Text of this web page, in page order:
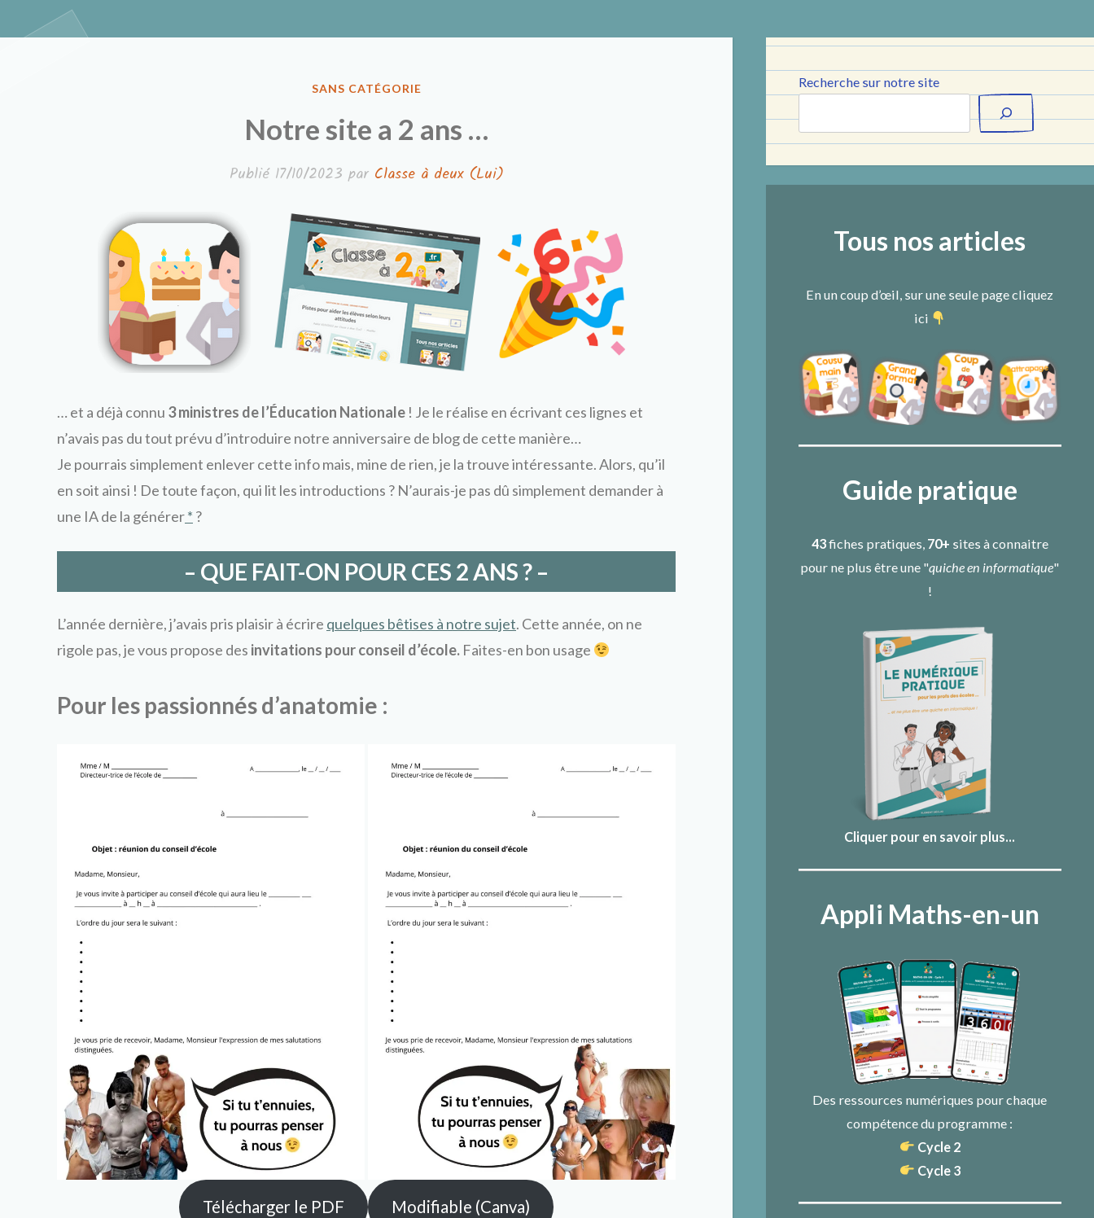
Classe à deux
PUBLIÉ
SANS CATÉGORIE
Notre site a 2 ans …
Publié 17/10/2023 par Classe à deux (Lui)
… et a déjà connu 3 ministres de l’Éducation Nationale ! Je le réalise en écrivant ces lignes et
n’avais pas du tout prévu d’introduire notre anniversaire de blog de cette manière…
Je pourrais simplement enlever cette info mais, mine de rien, je la trouve intéressante. Alors, qu’il
en soit ainsi ! De toute façon, qui lit les introductions ? N’aurais-je pas dû simplement demander à
une IA de la générer* ?
– QUE FAIT-ON POUR CES 2 ANS ? –
L’année dernière, j’avais pris plaisir à écrire quelques bêtises à notre sujet. Cette année, on ne
rigole pas, je vous propose des invitations pour conseil d’école. Faites-en bon usage
Pour les passionnés d’anatomie :
Télécharger le PDF Modifiable (Canva)
Recherche sur notre site
Tous nos articles
En un coup d’œil, sur une seule page cliquez
ici
Guide pratique
43fiches pratiques, 70+ sites à connaitre
pour ne plus être une "quiche en informatique"
!
Cliquer pour en savoir plus...
Appli Maths-en-un
Des ressources numériques pour chaque
compétence du programme :
Cycle 2
Cycle 3